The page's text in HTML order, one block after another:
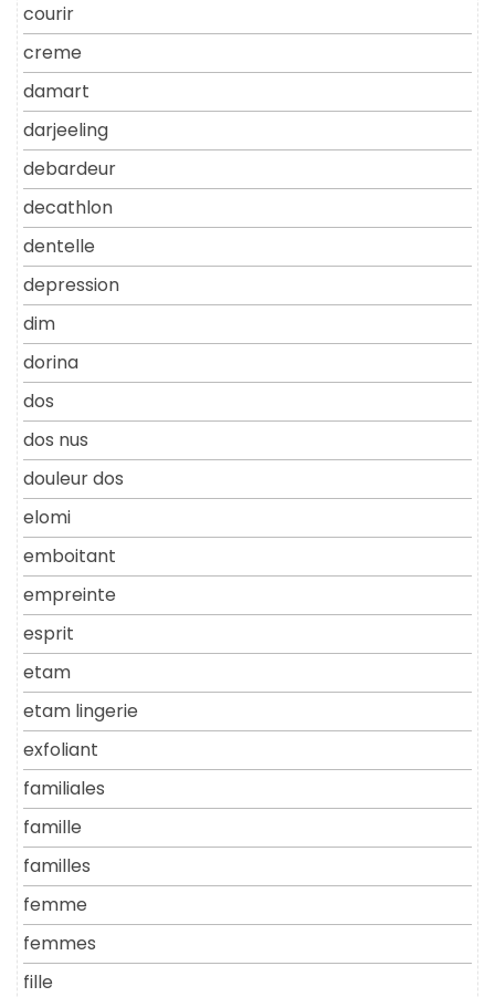
courir
creme
damart
darjeeling
debardeur
decathlon
dentelle
depression
dim
dorina
dos
dos nus
douleur dos
elomi
emboitant
empreinte
esprit
etam
etam lingerie
exfoliant
familiales
famille
familles
femme
femmes
fille